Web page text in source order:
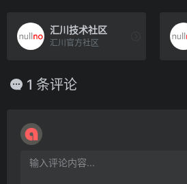
汇川技术社区
汇川官方社区
1 条评论